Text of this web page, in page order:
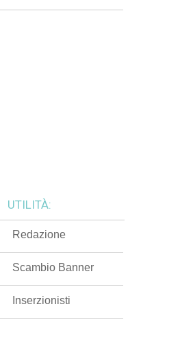
UTILITÀ:
Redazione
Scambio Banner
Inserzionisti